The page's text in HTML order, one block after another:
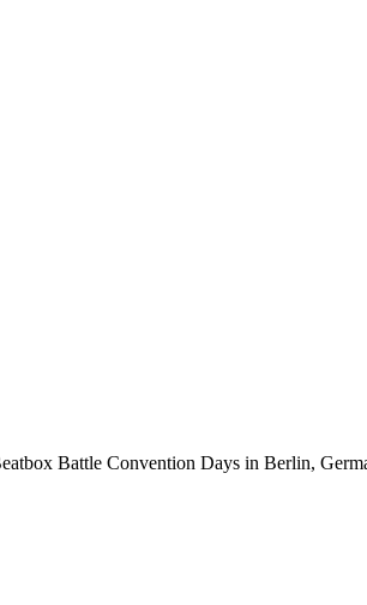
Battle Convention Days in Berlin,